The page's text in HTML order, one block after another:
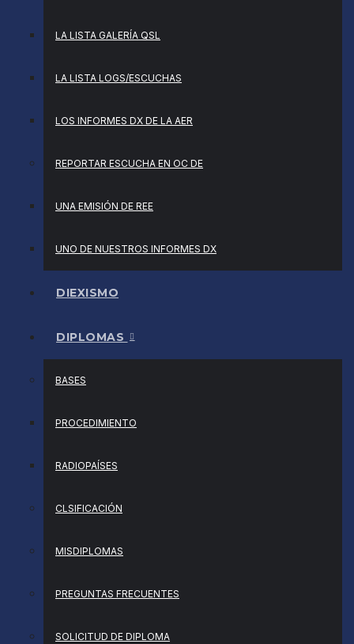
LA LISTA GALERÍA QSL
LA LISTA LOGS/ESCUCHAS
LOS INFORMES DX DE LA AER
REPORTAR ESCUCHA EN OC DE
UNA EMISIÓN DE REE
UNO DE NUESTROS INFORMES DX
DIEXISMO
DIPLOMAS
BASES
PROCEDIMIENTO
RADIOPAÍSES
CLSIFICACIÓN
MISDIPLOMAS
PREGUNTAS FRECUENTES
SOLICITUD DE DIPLOMA